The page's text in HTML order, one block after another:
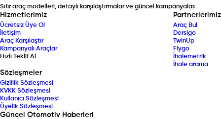
Sıfır araç modelleri, detaylı karşılaştırmalar ve güncel kampanyalar.
Hizmetlerimiz
Ücretsiz Üye Ol
İletişim
Araç Karşılaştır
Kampanyalı Araçlar
Hızlı Teklif Al
Partnerlerimiz
Araç Bul
Dersigo
TwinUp
Fiygo
İhalemetrik
İhale arama
Sözleşmeler
Gizlilik Sözleşmesi
KVKK Sözleşmesi
Kullanıcı Sözleşmesi
Üyelik Sözleşmesi
Güncel Otomotiv Haberleri